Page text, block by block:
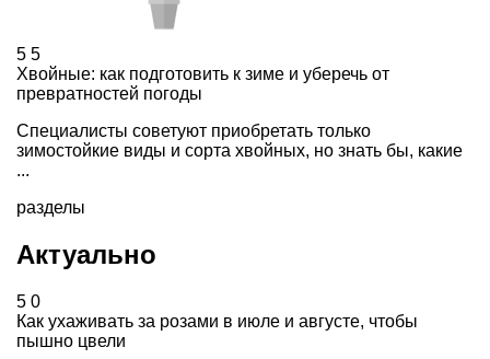
5 5
Хвойные: как подготовить к зиме и уберечь от
превратностей погоды
Специалисты советуют приобретать только
зимостойкие виды и сорта хвойных, но знать бы, какие
...
разделы
Актуально
5 0
Как ухаживать за розами в июле и августе, чтобы
пышно цвели